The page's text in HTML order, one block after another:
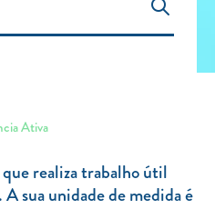
Ativa
realiza trabalho útil
sua unidade de medida é